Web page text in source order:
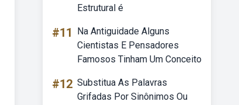
Estrutural é
#11
Na Antiguidade Alguns
Cientistas E Pensadores
Famosos Tinham Um Conceito
#12 Substitua As Palavras
Grifadas Por Sinônimos Ou